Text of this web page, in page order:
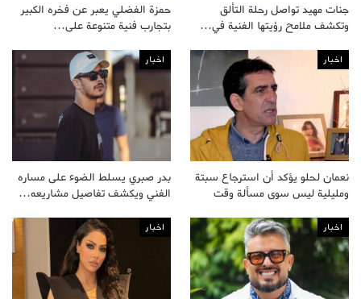
جنات مهيد تواصل رحلة التألق
وتكشف ملامح رؤيتها الفنية في…
حمزة الفضلي يعبر عن فخره الكبير
بتجارب فنية متنوعة على…
اخبار
نعمان لحلو يؤكد أن استرجاع سبتة
ومليلية ليس سوى مسألة وقت
اخبار
بدر صبري يسلط الضوء على مساره
الفني ويكشف تفاصيل مشاريعه…
اخبار اخبار